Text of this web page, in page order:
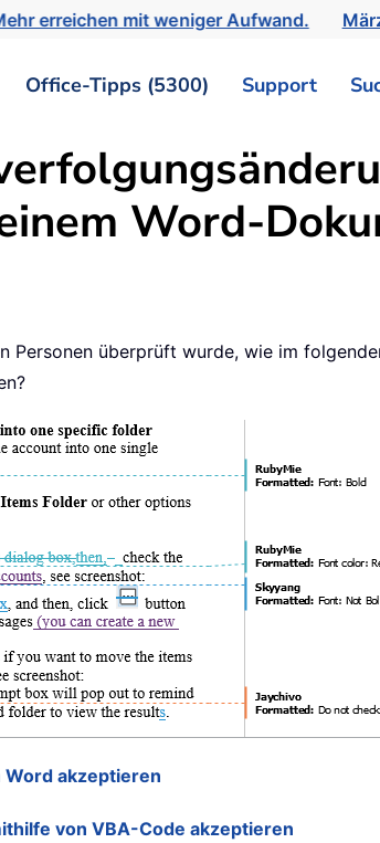
erreichen mit weniger Aufwand.
Office-Tipps (5300) Support
Word-
Personen überprüft wurde, wie im
akzeptieren
von VBA-Code akzeptieren